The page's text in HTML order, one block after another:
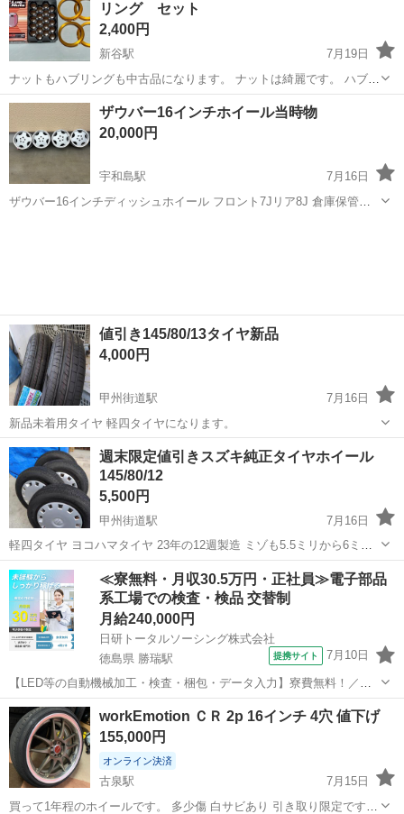
リング セット
2,400円
新谷駅
7月19日
ナットもハブリングも中古品になります。 ナットは綺麗です。 ハブリ
ングも状態は良いのですが、車体接地面に車体側のハブサビがついて
ナット) 1...
愛媛 大洲市 新谷駅 タイヤ、ホイール ナット
ザウバー16インチホイール当時物
20,000円
宇和島駅
7月16日
ザウバー16インチディッシュホイール フロント7Jリア8J 倉庫保管の
値引き145/80/13タイヤ新品
4,000円
甲州街道駅
7月16日
新品未着用タイヤ 軽四タイヤになります。
愛媛 新居浜市 甲州街道駅 タイヤ、ホイール タイヤ
週末限定値引きスズキ純正タイヤホイール
145/80/12
5,500円
甲州街道駅
7月16日
軽四タイヤ ヨコハマタイヤ 23年の12週製造 ミゾも5.5ミリから6ミリ
あります。 キャップ3枚は汚れのみで1枚だけ画像のようなキズがあり
ます
愛媛 新居浜市 甲州街道駅 タイヤ、ホイール 軽四
≪寮無料・月収30.5万円・正社員≫電子部品
系工場での検査・検品 交替制
月給240,000円
日研トータルソーシング株式会社
徳島県 勝瑞駅
提携サイト 7月10日
【LED等の自動機械加工・検査・梱包・データ入力】寮費無料！／年
間休日は130日以上／未経験OK！ お仕事について スマートフォンやパ
ソコン、車などに使われるLED等の電子部品の製造とそれに付帯する
作業になります。①部品を...
徳島 鳴門市
workEmotion ＣＲ 2p 16インチ 4穴 値下げ
155,000円
オンライン決済
古泉駅
7月15日
買って1年程のホイールです。 多少傷 白サビあり 引き取り限定です。